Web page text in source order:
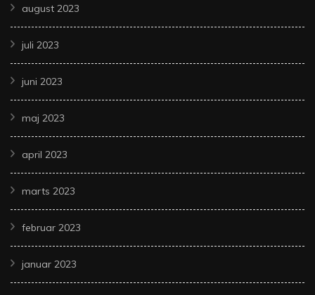
august 2023
juli 2023
juni 2023
maj 2023
april 2023
marts 2023
februar 2023
januar 2023